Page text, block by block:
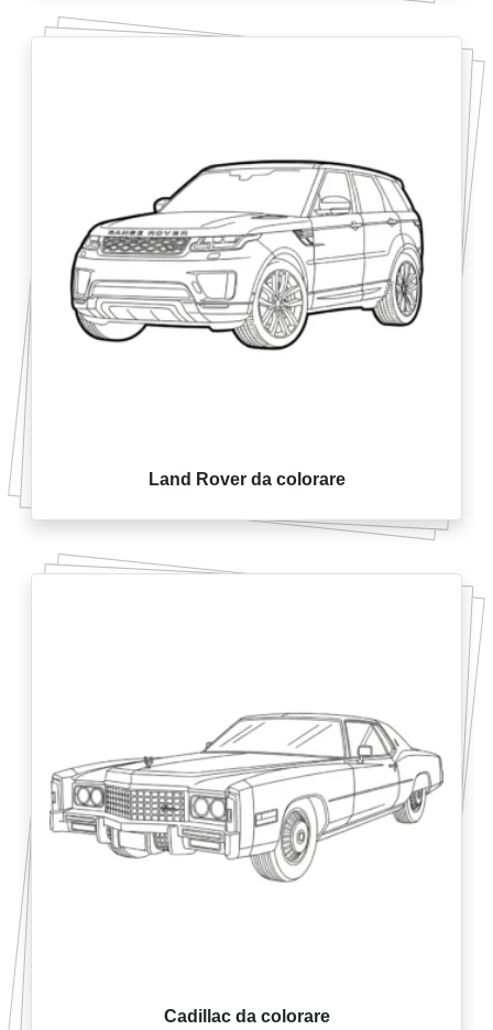
Land Rover da colorare
Cadillac da colorare